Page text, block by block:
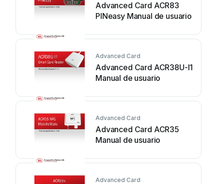
Advanced Card ACR83
PINeasy Manual de usuario
Advanced Card
Advanced Card ACR38U-I1
Manual de usuario
Advanced Card
Advanced Card ACR35
Manual de usuario
Advanced Card